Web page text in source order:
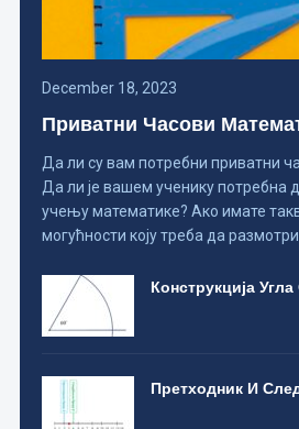
December 18, 2023
Приватни Часови
Да ли су вам потребни приватни
Да ли је вашем ученику потребна
учењу математике? Ако имате
могућности коју треба да
Конструкција
Претходник И